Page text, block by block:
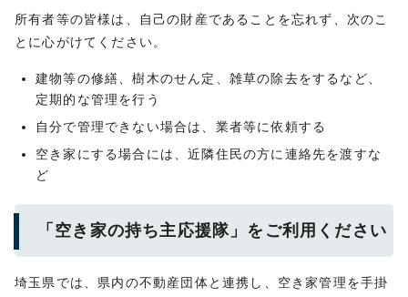
所有者等の皆様は、自己の財産であることを忘れず、次のこ
とに心がけてください。
建物等の修繕、樹木のせん定、雑草の除去をするなど、
定期的な管理を行う
自分で管理できない場合は、業者等に依頼する
空き家にする場合には、近隣住民の方に連絡先を渡すな
ど
「空き家の持ち主応援隊」をご利用ください
埼玉県では、県内の不動産団体と連携し、空き家管理を手掛